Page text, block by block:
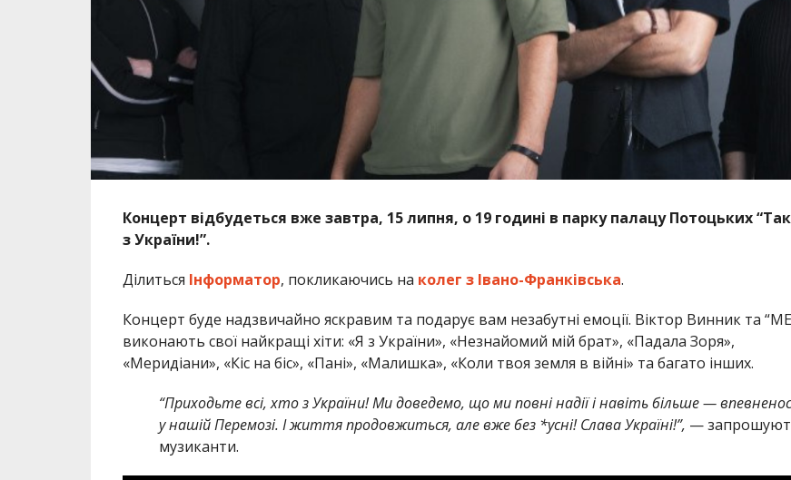
Концерт відбудеться вже завтра, 15 липня, о 19 годині в парку палацу Потоцьких
з України!”.
Ділиться Інформатор, покликаючись на колег з Івано-Франківська.
Концерт буде надзвичайно яскравим та подарує вам незабутні емоції. Віктор Винник та
виконають свої найкращі хіти: «Я з України», «Незнайомий мій брат», «Падала Зоря»,
«Меридіани», «Кіс на біс», «Пані», «Малишка», «Коли твоя земля в війні» та багато інших.
“Приходьте всі, хто з України! Ми доведемо, що ми повні надії і навіть більше —
у нашій Перемозі. І життя продовжиться, але вже без *усні! Слава Україні!”, —
музиканти.